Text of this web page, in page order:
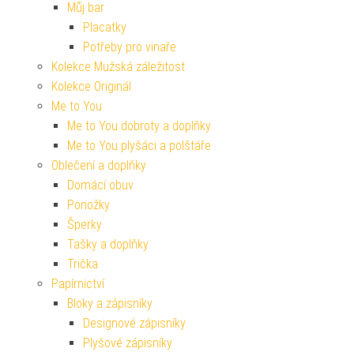
Můj bar
Placatky
Potřeby pro vinaře
Kolekce Mužská záležitost
Kolekce Originál
Me to You
Me to You dobroty a doplňky
Me to You plyšáci a polštáře
Oblečení a doplňky
Domácí obuv
Ponožky
Šperky
Tašky a doplňky
Trička
Papírnictví
Bloky a zápisníky
Designové zápisníky
Plyšové zápisníky